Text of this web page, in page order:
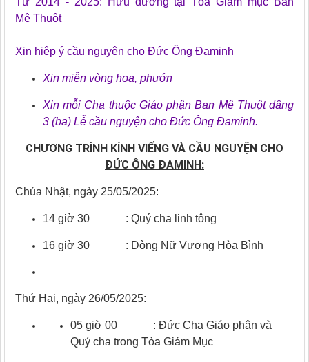
Mê Thuột
Xin hiệp ý cầu nguyện cho Đức Ông Đaminh
Xin miễn vòng hoa, phướn
Xin mỗi Cha thuộc Giáo phận Ban Mê Thuột dâng
3 (ba) Lễ cầu nguyện cho Đức Ông Đaminh.
CHƯƠNG TRÌNH KÍNH VIẾNG VÀ CẦU NGUYỆN CHO
ĐỨC ÔNG ĐAMINH:
Chúa Nhật, ngày 25/05/2025:
14 giờ 30 : Quý cha linh tông
16 giờ 30 : Dòng Nữ Vương Hòa Bình
Thứ Hai, ngày 26/05/2025:
05 giờ 00 : Đức Cha Giáo phận và
Quý cha trong Tòa Giám Mục